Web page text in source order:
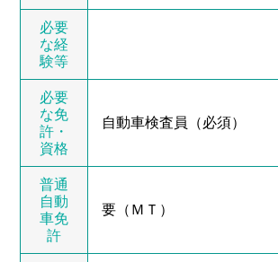
必要
な経
験等
必要
な免
許・
資格
自動車検査員（必須）
普通
自動
車免
許
要（ＭＴ）